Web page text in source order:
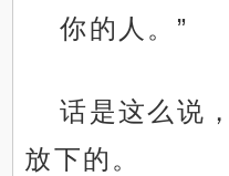
你的人。”
话是这么说
放下的。